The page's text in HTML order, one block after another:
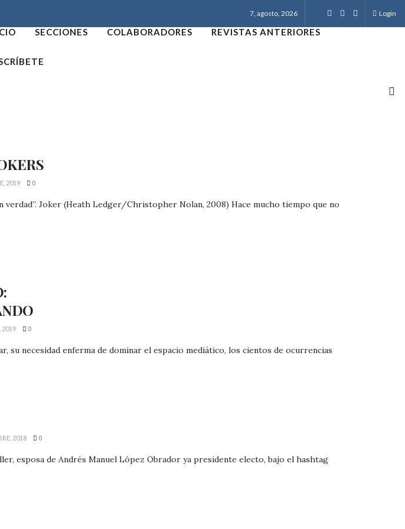
7, agosto, 2026 Login
SECCIONES COLABORADORES REVISTAS ANTERIORES
2019 0
verdad”. Joker (Heath Ledger/Christopher Nolan, 2008) Hace mucho tiempo que no
2019 0
su necesidad enferma de dominar el espacio mediático, los cientos de ocurrencias
2018 0
esposa de Andrés Manuel López Obrador ya presidente electo, bajo el hashtag